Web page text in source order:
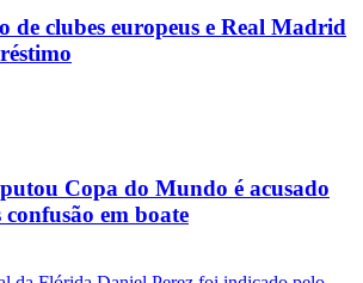
clubes europeus e Real Madrid
Copa do Mundo é acusado
confusão em boate